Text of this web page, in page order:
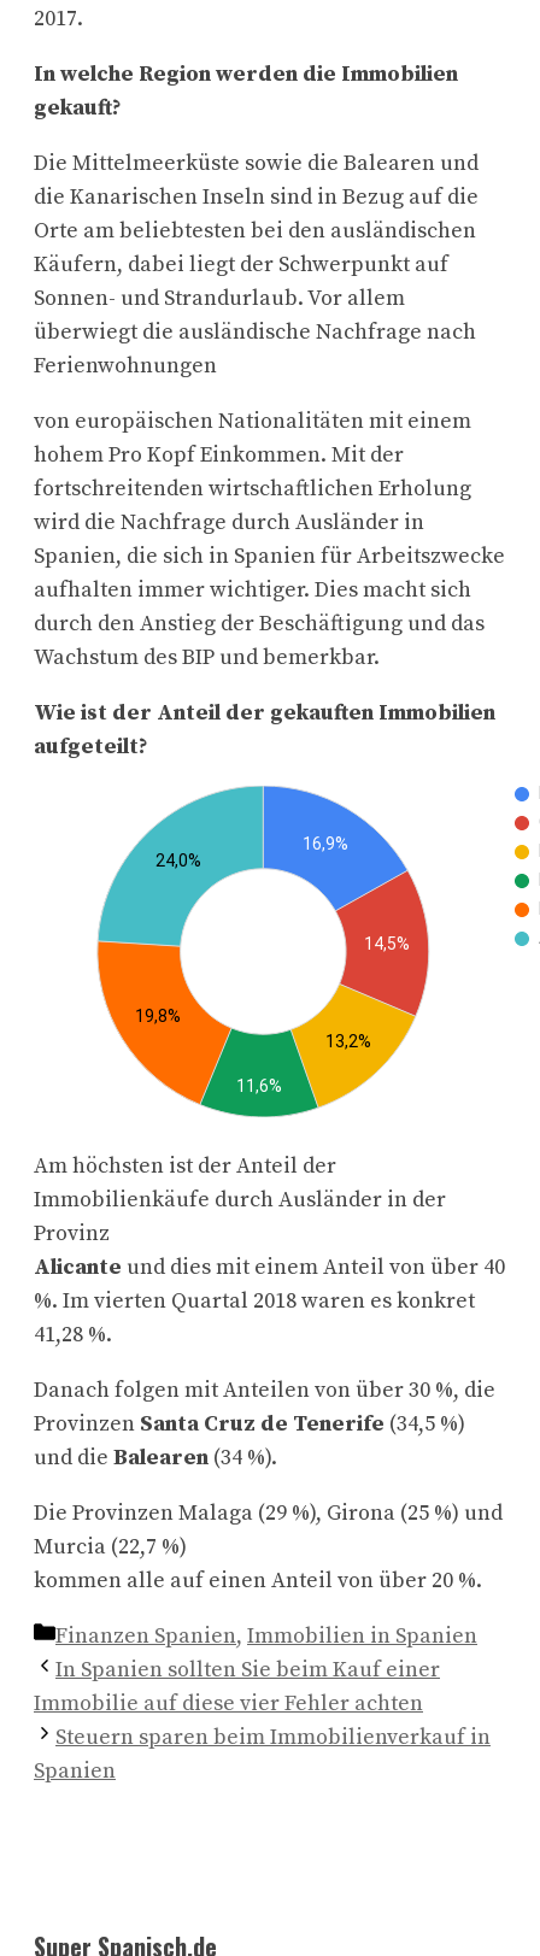
2017.
In welche Region werden die Immobilien
gekauft?
Die Mittelmeerküste sowie die Balearen und
die Kanarischen Inseln sind in Bezug auf die
Orte am beliebtesten bei den ausländischen
Käufern, dabei liegt der Schwerpunkt auf
Sonnen- und Strandurlaub. Vor allem
überwiegt die ausländische Nachfrage nach
Ferienwohnungen
von europäischen Nationalitäten mit einem
hohem Pro Kopf Einkommen. Mit der
fortschreitenden wirtschaftlichen Erholung
wird die Nachfrage durch Ausländer in
Spanien, die sich in Spanien für Arbeitszwecke
aufhalten immer wichtiger. Dies macht sich
durch den Anstieg der Beschäftigung und das
Wachstum des BIP und bemerkbar.
Wie ist der Anteil der gekauften Immobilien
aufgeteilt?
Am höchsten ist der Anteil der
Immobilienkäufe durch Ausländer in der
Provinz
Alicante und dies mit einem Anteil von über 40
%. Im vierten Quartal 2018 waren es konkret
41,28 %.
Danach folgen mit Anteilen von über 30 %, die
Provinzen Santa Cruz de Tenerife (34,5 %)
und die Balearen (34 %).
Die Provinzen Malaga (29 %), Girona (25 %) und
Murcia (22,7 %)
kommen alle auf einen Anteil von über 20 %.
Kategorien
Finanzen Spanien, Immobilien in Spanien
In Spanien sollten Sie beim Kauf einer
Immobilie auf diese vier Fehler achten
Steuern sparen beim Immobilienverkauf in
Spanien
Super Spanisch.de